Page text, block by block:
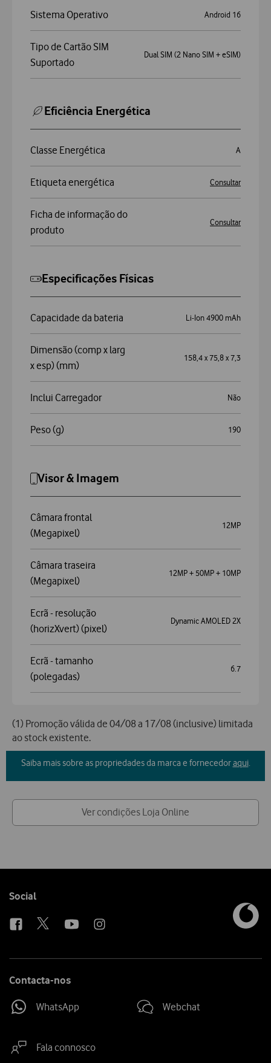
Sistema Operativo Android 16
Tipo de Cartão SIM
Suportado
Dual SIM (2 Nano SIM + eSIM)
Eficiência Energética
Classe Energética A
Etiqueta energética Consultar
Ficha de informação do
produto
Consultar
Especificações Físicas
Capacidade da bateria Li-Ion 4900 mAh
Dimensão (comp x larg
x esp) (mm)
158,4 x 75,8 x 7,3
Inclui Carregador Não
Peso (g) 190
Visor & Imagem
Câmara frontal
(Megapixel)
12MP
Câmara traseira
(Megapixel)
12MP + 50MP + 10MP
Ecrã - resolução
(horizXvert) (pixel)
Dynamic AMOLED 2X
Ecrã - tamanho
(polegadas)
6.7
(1) Promoção válida de 04/08 a 17/08 (inclusive) limitada
ao stock existente.
Saiba mais sobre as propriedades da marca e fornecedoraqui.
Ver condições Loja Online
Follow
Social
Contacta-nos
WhatsApp Webchat
Fala connosco